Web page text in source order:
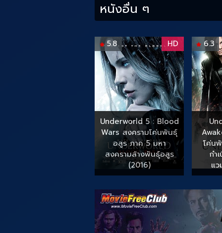
หนังอื่น ๆ
5.8 HD
Underworld 5 : Blood
Wars สงครามโค่นพันธุ์
อสูร ภาค 5 มหา
สงครามล้างพันธุ์อสูร
(2016)
6.3
โค่น
กำ
แ